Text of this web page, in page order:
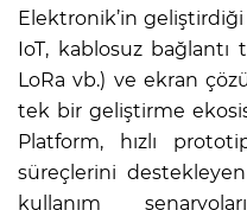
Elektronik’in geliştirdiği
IoT, kablosuz bağlantı
LoRa vb.) ve ekran
tek bir geliştirme
Platform, hızlı
süreçlerini destekleyen
kullanım